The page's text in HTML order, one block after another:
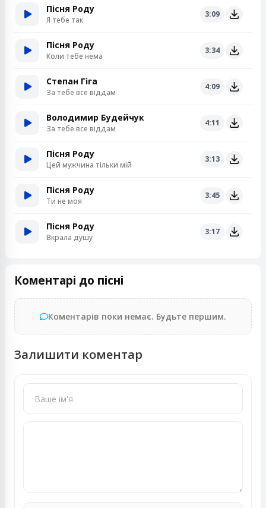
Пісня Роду
Я тебе так
3:09
Пісня Роду
Коли тебе нема
3:34
Степан Гіга
За тебе все віддам
4:09
Володимир Будейчук
За тебе все віддам
4:11
Пісня Роду
Цей мужчина тільки мій
3:13
Пісня Роду
Ти не моя
3:45
Пісня Роду
Вкрала душу
3:17
Коментарі до пісні
Коментарів поки немає. Будьте першим.
Залишити коментар